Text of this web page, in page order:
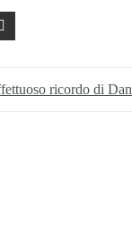
ricordo di